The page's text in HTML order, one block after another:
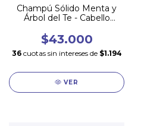
Champú Sólido Menta y
Árbol del Te - Cabello
$43.000
36 cuotas sin intereses de $1.194
VER